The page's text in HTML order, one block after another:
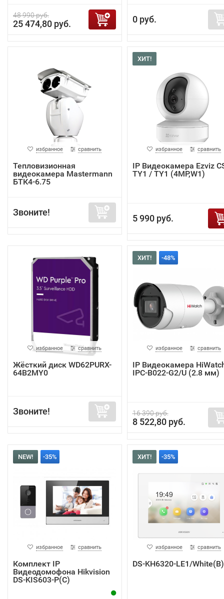
48 990 руб.
25 474,80 руб. 0 руб.
избранное сравнить
Тепловизионная
видеокамера Mastermann
БТК4-6.75
Звоните!
ХИТ!
избранное сравнить
IP Видеокамера Ezviz
TY1 / TY1 (4MP,W1)
5 990 руб.
избранное сравнить
Жёсткий диск WD62PURX-
64B2MY0
Звоните!
ХИТ! -48%
избранное сравнить
IP Видеокамера
IPC-B022-G2/U (2.8 мм)
16 390 руб.
8 522,80 руб.
NEW! -35%
избранное сравнить
Комплект IP
Видеодомофона Hikvision
DS-KIS603-P(C)
ХИТ! -35%
избранное сравнить
DS-KH6320-LE1/White(B)